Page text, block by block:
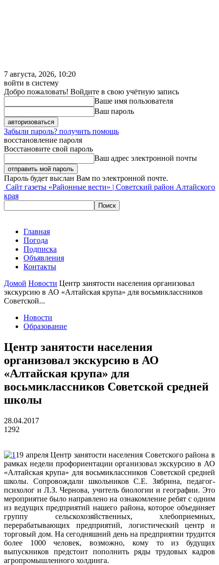
7 августа, 2026, 10:20
войти в систему
Добро пожаловать! Войдите в свою учётную запись
Ваше имя пользователя
Ваш пароль
Забыли пароль? получить помощь
восстановление пароля
Восстановите свой пароль
Ваш адрес электронной почты
Пароль будет выслан Вам по электронной почте.
Сайт газеты «Районные вести» | Советский район Алтайского
края
Главная
Погода
Подписка
Объявления
Контакты
Домой Новости Центр занятости населения организовал
экскурсию в АО «Алтайская крупа» для восьмиклассников
Советской...
Новости
Образование
Центр занятости населения
организовал экскурсию в АО
«Алтайская крупа» для
восьмиклассников Советской средней
школы
28.04.2017
1292
19 апреля Центр занятости населения Советского района в
рамках недели профориентации организовал экскурсию в АО
«Алтайская крупа» для восьмиклассников Советской средней
школы. Сопровождали школьников С.Е. Зябрина, педагог-
психолог и Л.З. Чернова, учитель биологии и географии. Это
мероприятие было направлено на ознакомление ребят с одним
из ведущих предприятий нашего района, которое объединяет
группу сельскохозяйственных, хлебоприемных,
перерабатывающих предприятий, логистический центр и
торговый дом. На сегодняшний день на предприятии трудится
более 1000 человек, возможно, кому то из будущих
выпускников предстоит пополнить ряды трудовых кадров
агропромышленного холдинга.